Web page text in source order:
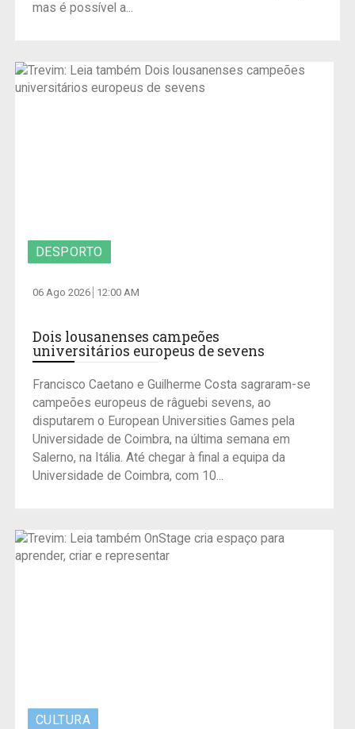
mas é possível a...
DESPORTO
06 Ago 2026 12:00 AM
Dois lousanenses campeões
universitários europeus de sevens
Francisco Caetano e Guilherme Costa sagraram-se
campeões europeus de râguebi sevens, ao
disputarem o European Universities Games pela
Universidade de Coimbra, na última semana em
Salerno, na Itália. Até chegar à final a equipa da
Universidade de Coimbra, com 10...
CULTURA